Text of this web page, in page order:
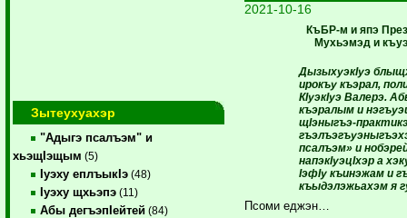
Зытеухуахэр
"Адыгэ псалъэм" и
хьэщIэщым (5)
Iуэху еплъыкIэ (48)
Iуэху щхьэпэ (11)
Абы дегъэпIейтей (84)
2021-10-16
КъБР-м и япэ
Мухьэмэд и
ДызыхуэкIуэ
ирокъу къэрал,
КIуэкIуэ Валерэ.
къэралым и
щIэныгъэ-
псалъэм» и
напэкIуэцIхэр а
IэфIу къинэжам и
къыдэлэжьахэм я
Псоми еджэн…